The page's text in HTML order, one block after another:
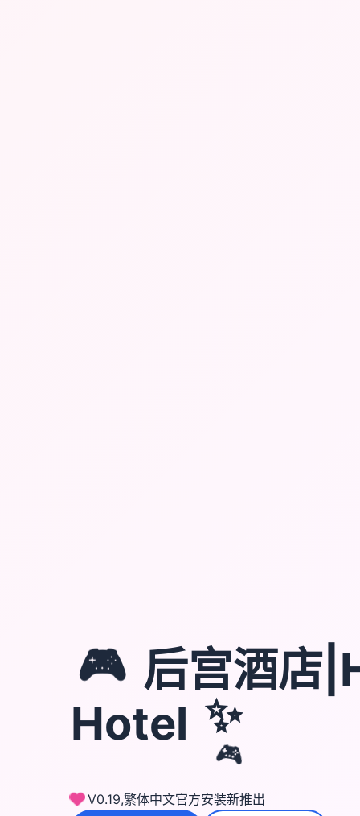
🎮
🎮 后宫酒店
Hotel ✨
V0.19,繁体中文官方安装新推出